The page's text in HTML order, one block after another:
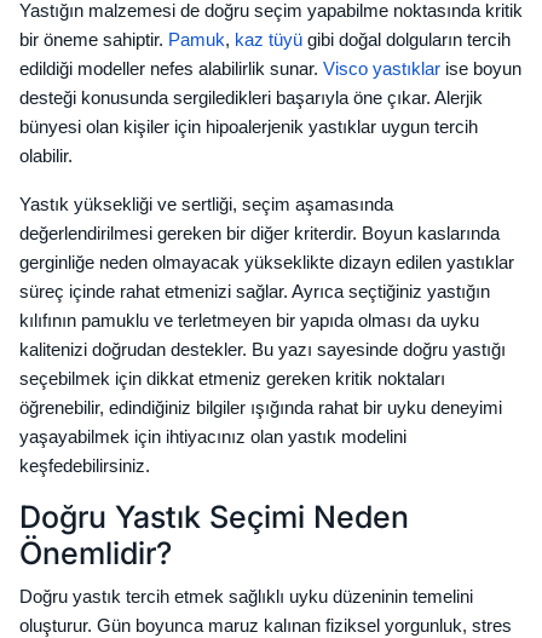
Yastığın malzemesi de doğru seçim yapabilme noktasında kritik
bir öneme sahiptir. Pamuk, kaz tüyü gibi doğal dolguların tercih
edildiği modeller nefes alabilirlik sunar. Visco yastıklar ise boyun
desteği konusunda sergiledikleri başarıyla öne çıkar. Alerjik
bünyesi olan kişiler için hipoalerjenik yastıklar uygun tercih
olabilir.
Yastık yüksekliği ve sertliği, seçim aşamasında
değerlendirilmesi gereken bir diğer kriterdir. Boyun kaslarında
gerginliğe neden olmayacak yükseklikte dizayn edilen yastıklar
süreç içinde rahat etmenizi sağlar. Ayrıca seçtiğiniz yastığın
kılıfının pamuklu ve terletmeyen bir yapıda olması da uyku
kalitenizi doğrudan destekler. Bu yazı sayesinde doğru yastığı
seçebilmek için dikkat etmeniz gereken kritik noktaları
öğrenebilir, edindiğiniz bilgiler ışığında rahat bir uyku deneyimi
yaşayabilmek için ihtiyacınız olan yastık modelini
keşfedebilirsiniz.
Doğru Yastık Seçimi Neden
Önemlidir?
Doğru yastık tercih etmek sağlıklı uyku düzeninin temelini
oluşturur. Gün boyunca maruz kalınan fiziksel yorgunluk, stres